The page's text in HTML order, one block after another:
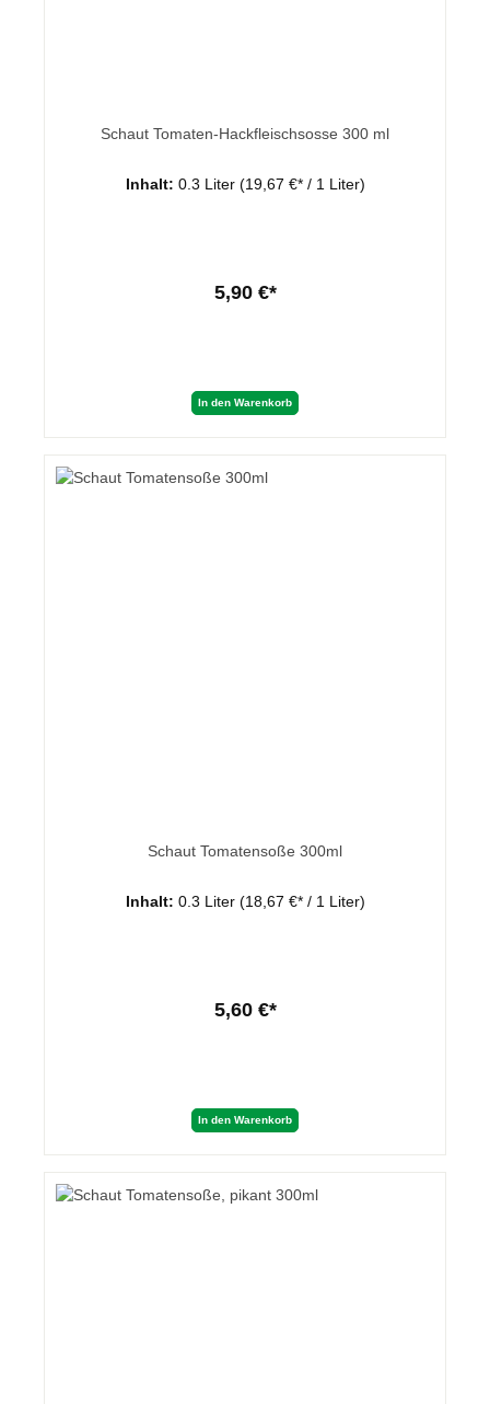
Schaut Tomaten-Hackfleischsosse 300 ml
Inhalt: 0.3 Liter (19,67 €* / 1 Liter)
5,90 €*
In den Warenkorb
Schaut Tomatensoße 300ml
Inhalt: 0.3 Liter (18,67 €* / 1 Liter)
5,60 €*
In den Warenkorb